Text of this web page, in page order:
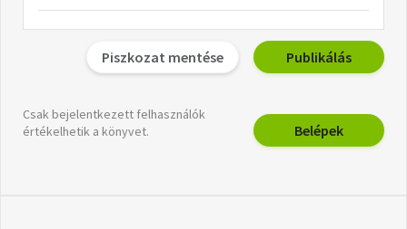
Piszkozat mentése Publikálás
Csak bejelentkezett felhasználók
értékelhetik a könyvet.
Belépek